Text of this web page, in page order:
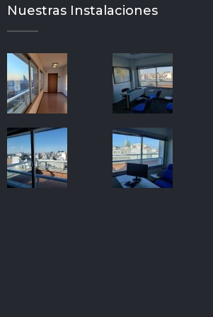
Nuestras Instalaciones